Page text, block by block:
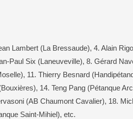
Lambert (La Bressaude), 4. Alain
Paul Six (Laneuveville), 8. Gérard
11. Thierry Besnard
14. Teng Pang (Pétanque
(AB Chaumont Cavalier), 18.
Saint-Mihiel), etc.